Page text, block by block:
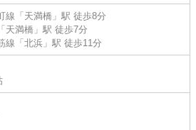
線 「 天満橋 」駅 徒歩8分
「 天満橋 」駅 徒歩7分
線 「 北浜 」駅 徒歩11分